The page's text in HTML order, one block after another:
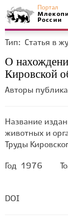
Портал
России
Тип: Статья в
О
Кировской
Авторы
Название
животных и
Труды
Год 1976
DOI